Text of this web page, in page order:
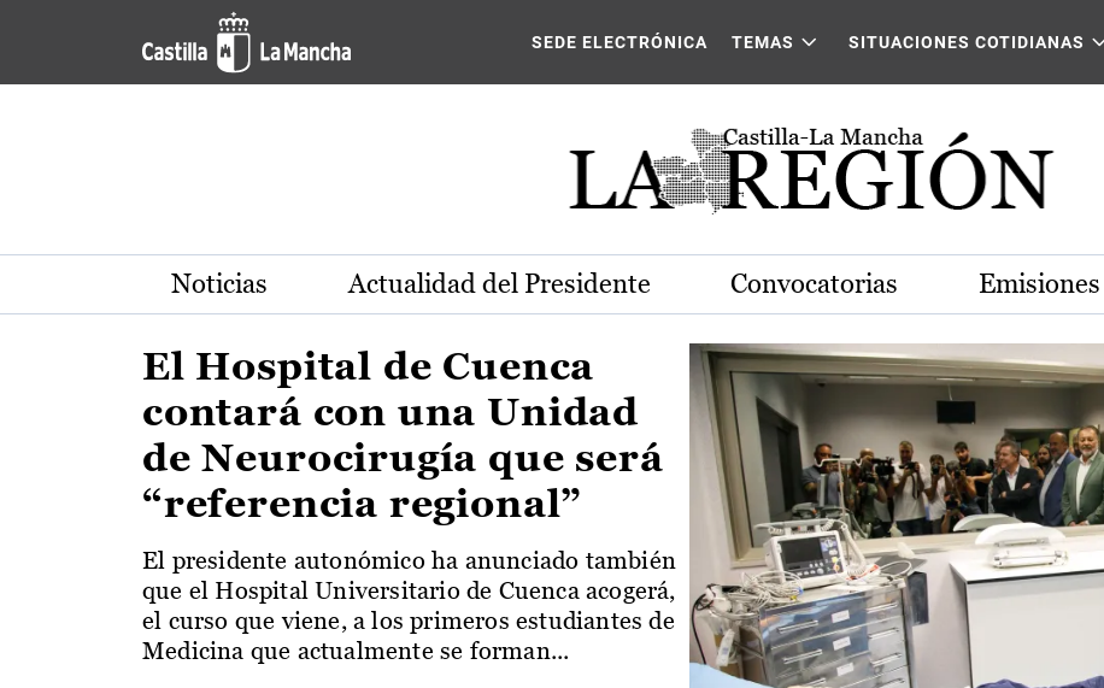
Pasar al contenido principal
Actualidad de la región de Castilla-La Mancha
SEDE ELECTRÓNICA TEMAS SITUACIONES COTIDIANAS
Noticias Actualidad del Presidente Convocatorias
El Hospital de Cuenca
contará con una Unidad
de Neurocirugía que será
“referencia regional”
El presidente autonómico ha anunciado también
que el Hospital Universitario de Cuenca acogerá,
el curso que viene, a los primeros estudiantes de
Medicina que actualmente se forman...